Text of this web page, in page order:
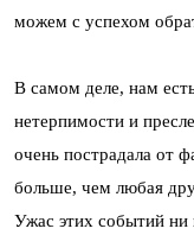
можем с успехом
В самом деле, нам
нетерпимости и
очень пострадала от
больше, чем любая
Ужас этих событий ни